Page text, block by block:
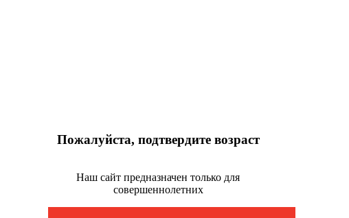
Пожалуйста, подтвердите возраст
Наш сайт предназначен только для
совершеннолетних